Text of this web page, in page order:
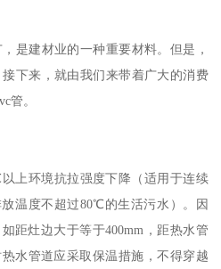
是建材业的一种重要材料。但是，
下来，就由我们来带着广大的消费
管。
上环境抗拉强度下降（适用于连续
温度不超过80℃的生活污水）。因
距灶边大于等于400mm，距热水管
水管道应采取保温措施，不得穿越